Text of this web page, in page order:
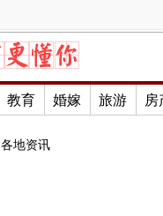
教育 婚嫁 旅游 房
各地资讯